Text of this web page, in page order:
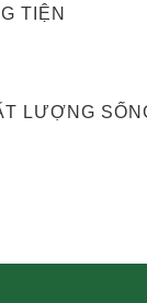
TIỆN
LƯỢNG